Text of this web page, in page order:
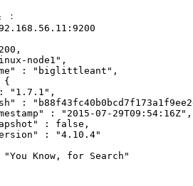
：
node1",
: "biglittleant",
{
"1.7.1",
:
: "2015-07-29T09:54:16Z",
: false,
: "4.10.4"
"You Know, for Search"